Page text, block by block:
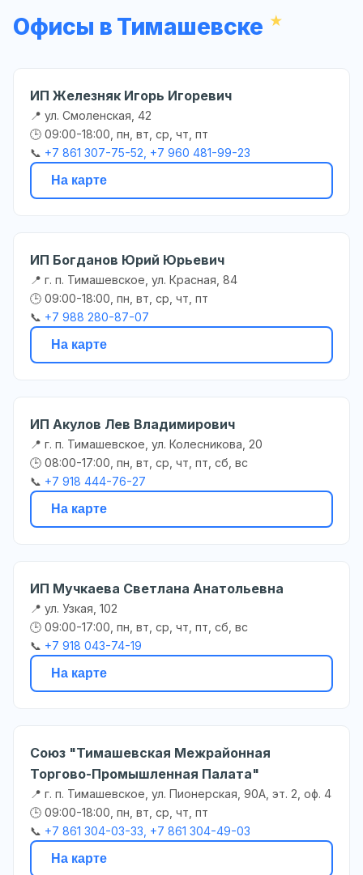
Офисы в Тимашевске
ИП Железняк Игорь Игоревич
📍 ул. Смоленская, 42
🕒 09:00-18:00, пн, вт, ср, чт, пт
📞 +7 861 307-75-52, +7 960 481-99-23
На карте
ИП Богданов Юрий Юрьевич
📍 г. п. Тимашевское, ул. Красная, 84
🕒 09:00-18:00, пн, вт, ср, чт, пт
📞 +7 988 280-87-07
На карте
ИП Акулов Лев Владимирович
📍 г. п. Тимашевское, ул. Колесникова, 20
🕒 08:00-17:00, пн, вт, ср, чт, пт, сб, вс
📞 +7 918 444-76-27
На карте
ИП Мучкаева Светлана Анатольевна
📍 ул. Узкая, 102
🕒 09:00-17:00, пн, вт, ср, чт, пт, сб, вс
📞 +7 918 043-74-19
На карте
Союз "Тимашевская Межрайонная
Торгово-Промышленная Палата"
📍 г. п. Тимашевское, ул. Пионерская, 90А, эт. 2, оф. 4
🕒 09:00-18:00, пн, вт, ср, чт, пт
📞 +7 861 304-03-33, +7 861 304-49-03
На карте